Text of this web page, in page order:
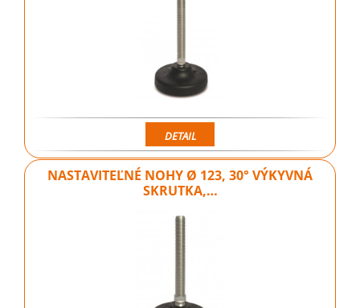
DETAIL
NASTAVITEĽNÉ NOHY Ø 123, 30° VÝKYVNÁ
SKRUTKA,…